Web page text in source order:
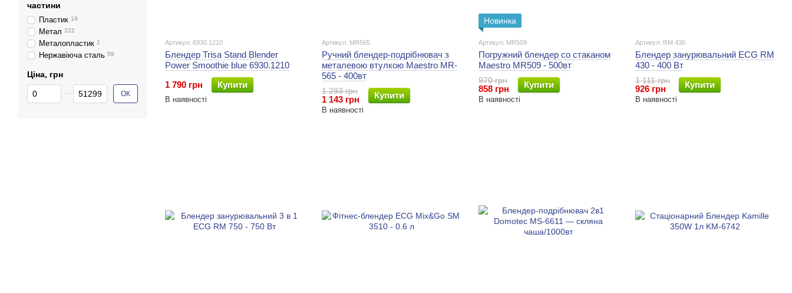
Артикул: 6930.1210
Блендер Trisa Stand Blender
Power Smoothie blue 6930.1210
1 790 грн
Купити
В наявності
Артикул: MR565
Ручний блендер-подрібнювач з
металевою втулкою Maestro MR-
565 - 400вт
1 293 грн
1 143 грн Купити
В наявності
Новинка
Артикул: MR509
Погружний блендер со стаканом
Maestro MR509 - 500вт
970 грн
858 грн Купити
В наявності
Артикул: RM 430
Блендер занурювальний ECG RM
430 - 400 Вт
1 111 грн
926 грн Купити
В наявності
частини
Пластик 19
Метал 222
Металопластик 1
Нержавіюча сталь 59
Ціна, грн
От Ціна, грн
До Ціна, грн ОК